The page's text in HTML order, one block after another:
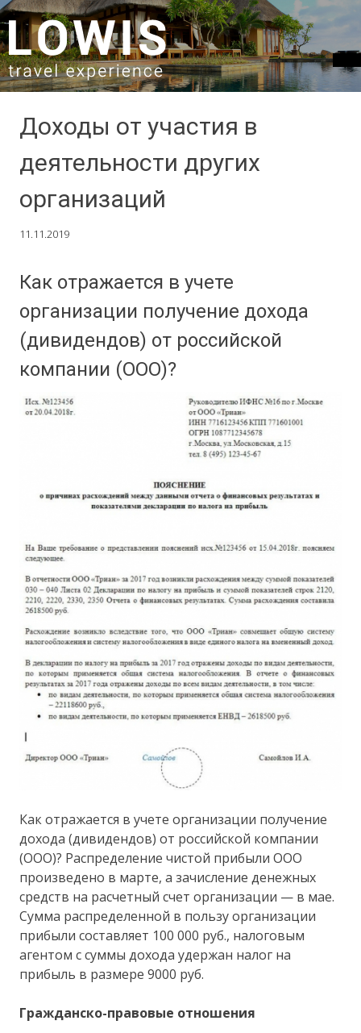
SKIP TO CONTENT
Доходы от участия в
деятельности других
организаций
11.11.2019
Как отражается в учете
организации получение дохода
(дивидендов) от российской
компании (ООО)?
Как отражается в учете организации получение
дохода (дивидендов) от российской компании
(ООО)? Распределение чистой прибыли ООО
произведено в марте, а зачисление денежных
средств на расчетный счет организации — в мае.
Сумма распределенной в пользу организации
прибыли составляет 100 000 руб., налоговым
агентом с суммы дохода удержан налог на
прибыль в размере 9000 руб.
Гражданско-правовые отношения